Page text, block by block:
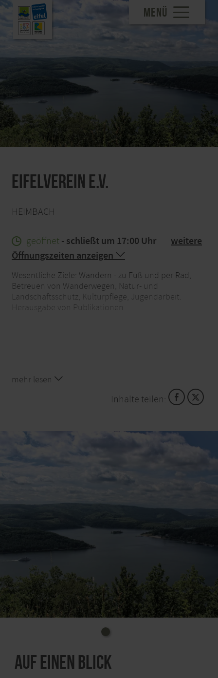
MENÜ
Eifelverein e.V.
HEIMBACH
geöffnet - schließt um 17:00 Uhr
weitere
Öffnungszeiten anzeigen
Wesentliche Ziele: Wandern - zu Fuß und per Rad,
Betreuen von Wanderwegen, Natur- und
Landschaftsschutz, Kulturpflege, Jugendarbeit.
Herausgabe von Publikationen.
mehr lesen
Inhalte teilen:
Auf einen Blick